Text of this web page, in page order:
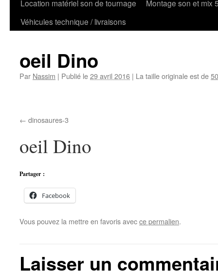
Location matériel son de tournage
Montage son et mix
Véhicules technique / livraisons
oeil Dino
Par Nassim | Publié le29 avril 2016 | La taille originale est de
dinosaures-3
oeil Dino
Partager :
Facebook
Vous pouvez la mettre en favoris avecce permalien.
Laisser un